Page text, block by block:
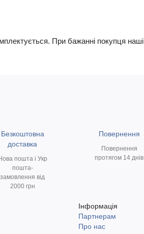
При бажанні покупця наші
Безкоштовна
доставка
пошта і Укр
пошта-
замовлення від
2000 грн
Повернення
Повернення
протягом 14 днів
Інформація
Партнерам
Про нас